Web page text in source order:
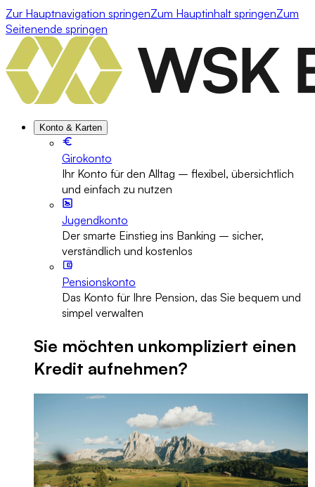
Zur Hauptnavigation springenZum Hauptinhalt springenZum
Seitenende springen
Konto & Karten
Girokonto
Ihr Konto für den Alltag – flexibel, übersichtlich
und einfach zu nutzen
Jugendkonto
Der smarte Einstieg ins Banking – sicher,
verständlich und kostenlos
Pensionskonto
Das Konto für Ihre Pension, das Sie bequem und
simpel verwalten
Sie möchten unkompliziert einen
Kredit aufnehmen?